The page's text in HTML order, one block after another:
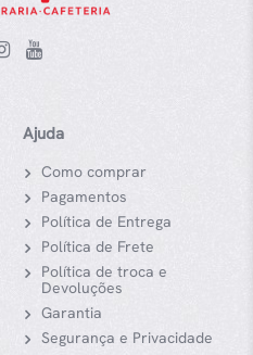
Ajuda
Como comprar
Pagamentos
Política de Entrega
Política de Frete
Política de troca e
Devoluções
Garantia
Segurança e Privacidade